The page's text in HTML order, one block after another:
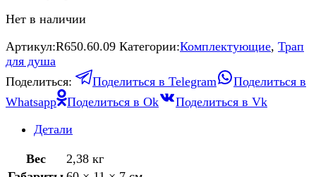
Нет в наличии
Артикул:R650.60.09 Категории:Комплектующие, Трап
для душа
Поделиться:
Поделиться в Telegram
Поделиться в
Whatsapp
Поделиться в Ok
Поделиться в Vk
Детали
Вес
2,38 кг